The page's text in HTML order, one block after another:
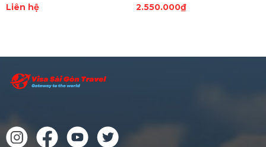
CHƯA TỪNG THẤY!
Liên hệ 2.550.000₫